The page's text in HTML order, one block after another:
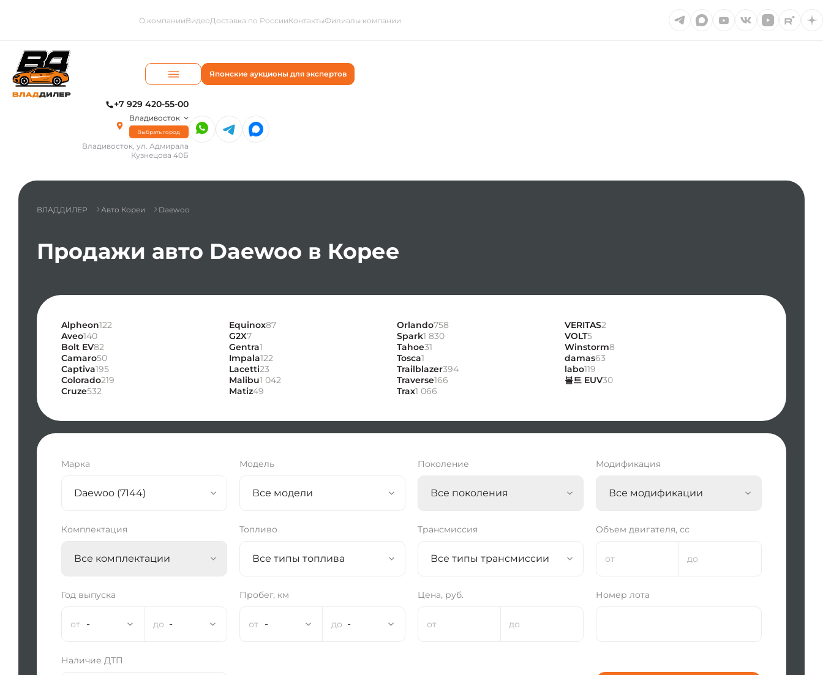
О компанииВидеоДоставка по РоссииКонтактыФилиалы компании
Японские аукционы для экспертов
+7 929 420-55-00
Владивосток
Выбрать город
Владивосток, ул. Адмирала
Кузнецова 40Б
ВЛАДДИЛЕР Авто Кореи Daewoo
Продажи авто Daewoo в Корее
Alpheon122
Aveo140
Bolt EV82
Camaro50
Captiva195
Colorado219
Cruze532
Equinox87
G2X7
Gentra1
Impala122
Lacetti23
Malibu1 042
Matiz49
Orlando758
Spark1 830
Tahoe31
Tosca1
Trailblazer394
Traverse166
Trax1 066
VERITAS2
VOLT5
Winstorm8
damas63
labo119
볼트 EUV30
Марка
Daewoo (7144)
Модель
Все модели
Поколение
Все поколения
Модификация
Все модификации
Комплектация
Все комплектации
Топливо
Все типы топлива
Трансмиссия
Все типы трансмиссии
Объем двигателя, сс
Год выпуска
- -
Пробег, км
- -
Цена, руб. Номер лота
Наличие ДТП